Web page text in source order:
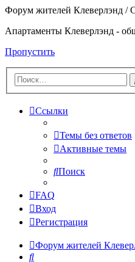
Форум жителей Клеверлэнд /
Апартаменты Клеверлэнд -
Пропустить
Ссылки
Темы без ответов
Активные темы
Поиск
FAQ
Вход
Регистрация
Форум жителей
Поиск